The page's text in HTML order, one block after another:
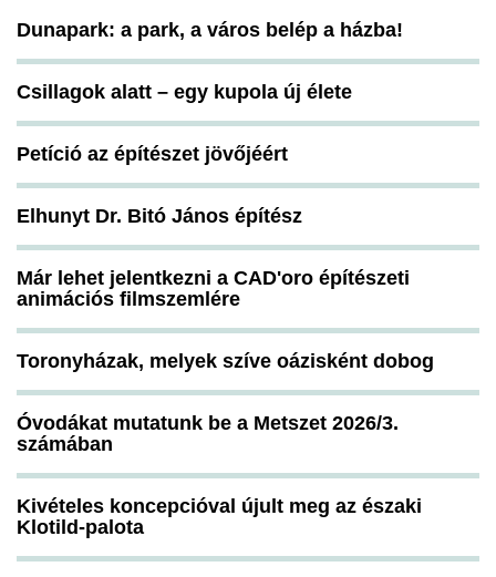
Dunapark: a park, a város belép a házba!
Csillagok alatt – egy kupola új élete
Petíció az építészet jövőjéért
Elhunyt Dr. Bitó János építész
Már lehet jelentkezni a CAD'oro építészeti
animációs filmszemlére
Toronyházak, melyek szíve oázisként dobog
Óvodákat mutatunk be a Metszet 2026/3.
számában
Kivételes koncepcióval újult meg az északi
Klotild-palota